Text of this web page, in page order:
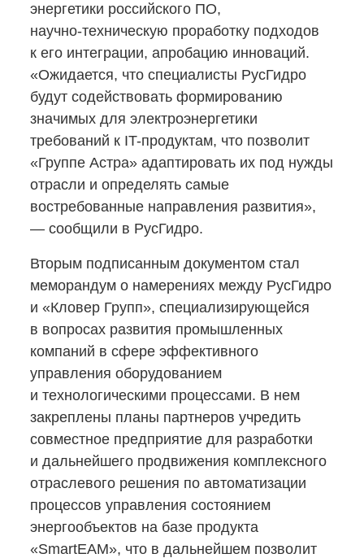
энергетики российского ПО,
научно-техническую проработку подходов
к его интеграции, апробацию инноваций.
«Ожидается, что специалисты РусГидро
будут содействовать формированию
значимых для электроэнергетики
требований к IT-продуктам, что позволит
«Группе Астра» адаптировать их под нужды
отрасли и определять самые
востребованные направления развития»,
— сообщили в РусГидро.
Вторым подписанным документом стал
меморандум о намерениях между РусГидро
и «Кловер Групп», специализирующейся
в вопросах развития промышленных
компаний в сфере эффективного
управления оборудованием
и технологическими процессами. В нем
закреплены планы партнеров учредить
совместное предприятие для разработки
и дальнейшего продвижения комплексного
отраслевого решения по автоматизации
процессов управления состоянием
энергообъектов на базе продукта
«SmartEAM», что в дальнейшем позволит